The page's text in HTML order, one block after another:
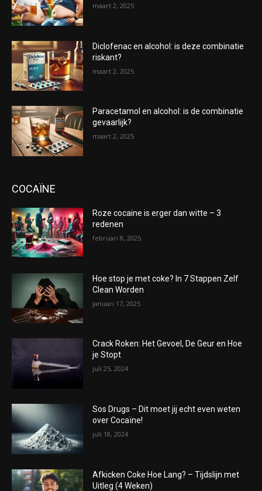
maart 2, 2025
Diclofenac en alcohol: is deze combinatie
riskant?
maart 2, 2025
Paracetamol en alcohol: is de combinatie
gevaarlijk?
maart 2, 2025
COCAÏNE
Roze cocaine is erger dan witte – 3
redenen
februari 8, 2025
Hoe stop je met coke? In 7 Stappen Zelf
Clean Worden
januari 17, 2025
Crack Roken: Het Gevoel, De Geur en Hoe
je Stopt
juli 25, 2024
Sos Drugs – Dit moet jij echt even weten
over Cocaïne!
juli 18, 2024
Afkicken Coke Hoe Lang? – Tijdslijn met
Uitleg (4 Weken)